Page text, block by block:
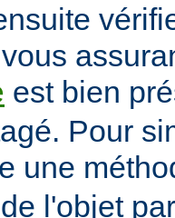
est bien
Pour
une
l'objet